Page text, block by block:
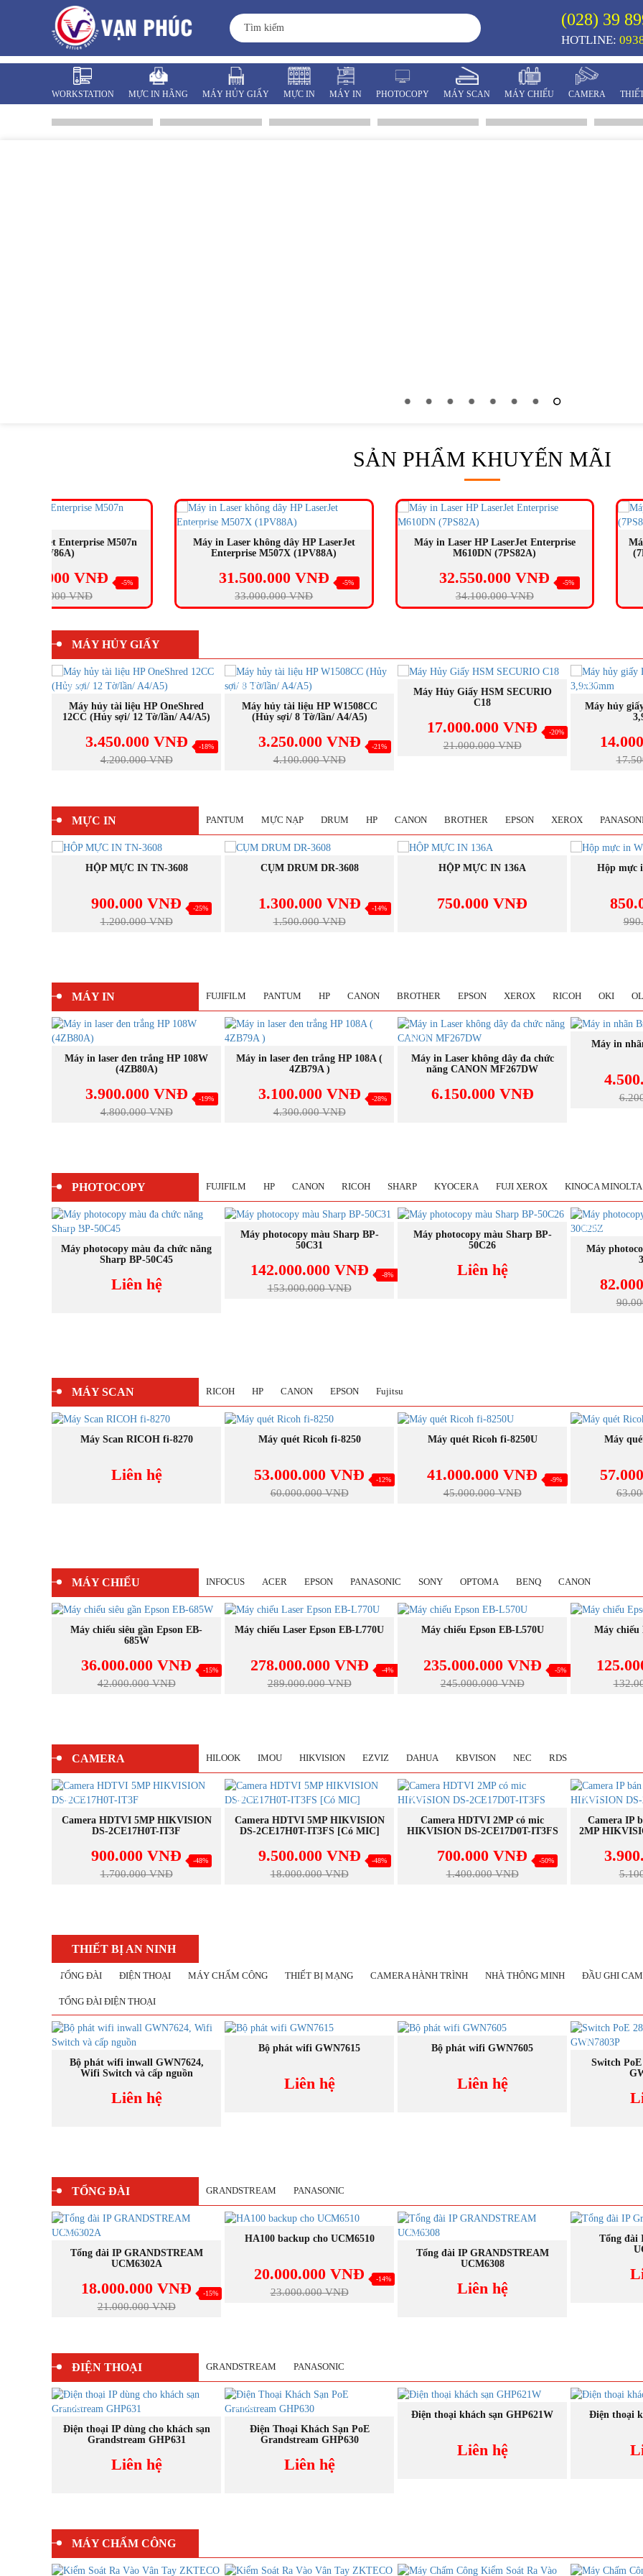
(028) 39
HOTLINE:
WORKSTATION MỰC IN HÃNG MÁY HỦY GIẤY MỰC IN MÁY IN PHOTOCOPY MÁY SCAN MÁY CHIẾU CAMERA
MÁY VĂN PHÒNG LINH KIỆN
SẢN PHẨM KHUYẾN MÃI
BÁN
MUA NGAY
Máy in Laser không dây HP LaserJet
Enterprise M507X (1PV88A)
31.500.000 VNĐ -5%
BÁN
CHẠY
MUA NGAY
Máy in Laser HP LaserJet Enterprise
M610DN (7PS82A)
32.550.000 VNĐ -5%
BÁN
MUA NGAY
Máy in HP LaserJet Enterprise
(7PS84A) Print, Network,
22.500.000 VNĐ
MÁY HỦY GIẤY
NEW
MUA NGAY
Máy hủy tài liệu HP W1508CC
(Hủy sợi/ 8 Tờ/lần/ A4/A5)
3.250.000 VNĐ
4.100.000 VNĐ
-21%
NEW
MUA NGAY
Máy Hủy Giấy HSM SECURIO
C18
17.000.000 VNĐ
21.000.000 VNĐ
MUA NGAY
Máy hủy giấy HSM Securio C18
14.000.000 VNĐ
NEW
Máy Hủy
MỰC IN PANTUM MỰC NẠP DRUM HP CANON BROTHER EPSON XEROX
MUA NGAY
CỤM DRUM DR-3608
1.300.000 VNĐ
1.500.000 VNĐ
-14%
MUA NGAY
HỘP MỰC IN 136A
750.000 VNĐ
MUA NGAY
Hộp mực in W2301A Cyan
850.000 VNĐ
Hộp mực
MÁY IN FUJIFILM PANTUM HP CANON BROTHER EPSON XEROX RICOH OKI
MUA NGAY
Máy in laser đen trắng HP 108W
(4ZB80A)
3.900.000 VNĐ
4.800.000 VNĐ
-19%
MUA NGAY
Máy in laser đen trắng HP 108A (
4ZB79A )
3.100.000 VNĐ
4.300.000 VNĐ
-28%
NEW
MUA NGAY
Máy in Laser không dây đa chức
năng CANON MF267DW
6.150.000 VNĐ
Máy in
PHOTOCOPY FUJIFILM HP CANON RICOH SHARP KYOCERA FUJI XEROX KINOCA MINOLTA
NEW
MUA NGAY
Máy photocopy màu đa chức năng
Sharp BP-50C45
Liên hệ
MUA NGAY
Máy photocopy màu Sharp BP-
50C31
142.000.000 VNĐ
153.000.000 VNĐ
-8%
MUA NGAY
Máy photocopy màu Sharp BP-
50C26
Liên hệ
NEW
Máy
MÁY SCAN RICOH HP CANON EPSON Fujitsu
MUA NGAY
Máy Scan RICOH fi-8270
Liên hệ
MUA NGAY
Máy quét Ricoh fi-8250
53.000.000 VNĐ
60.000.000 VNĐ
-12%
MUA NGAY
Máy quét Ricoh fi-8250U
41.000.000 VNĐ
45.000.000 VNĐ
-9%
Máy
MÁY CHIẾU INFOCUS ACER EPSON PANASONIC SONY OPTOMA BENQ CANON
MUA NGAY
Máy chiếu siêu gần Epson EB-
685W
36.000.000 VNĐ
42.000.000 VNĐ
-15%
MUA NGAY
Máy chiếu Laser Epson EB-L770U
278.000.000 VNĐ
289.000.000 VNĐ
-4%
MUA NGAY
Máy chiếu Epson EB-L570U
235.000.000 VNĐ
245.000.000 VNĐ
-5%
Máy chiếu
CAMERA HILOOK IMOU HIKVISION EZVIZ DAHUA KBVISON NEC RDS
NEW
MUA NGAY
Camera HDTVI 5MP HIKVISION
DS-2CE17H0T-IT3F
900.000 VNĐ
1.700.000 VNĐ
-48%
NEW
MUA NGAY
Camera HDTVI 5MP HIKVISION
DS-2CE17H0T-IT3FS [Có MIC]
9.500.000 VNĐ
18.000.000 VNĐ
-48%
NEW
MUA NGAY
Camera HDTVI 2MP có mic
HIKVISION DS-2CE17D0T-IT3FS
700.000 VNĐ
1.400.000 VNĐ
-50%
NEW
Camera IP
2MP
THIẾT BỊ AN NINH
TỔNG ĐÀI ĐIỆN THOẠI MÁY CHẤM CÔNG THIẾT BỊ MẠNG CAMERA HÀNH TRÌNH NHÀ THÔNG MINH ĐẦU GHI
TỔNG ĐÀI ĐIỆN THOẠI
MUA NGAY
Bộ phát wifi inwall GWN7624,
Wifi Switch và cấp nguồn
Liên hệ
MUA NGAY
Bộ phát wifi GWN7615
Liên hệ
MUA NGAY
Bộ phát wifi GWN7605
Liên hệ
NEW
Switch
TỔNG ĐÀI GRANDSTREAM PANASONIC
NEW
MUA NGAY
Tổng đài IP GRANDSTREAM
UCM6302A
18.000.000 VNĐ
21.000.000 VNĐ
-15%
BÁN
CHẠY
MUA NGAY
HA100 backup cho UCM6510
20.000.000 VNĐ
23.000.000 VNĐ
-14%
NEW
MUA NGAY
Tổng đài IP GRANDSTREAM
UCM6308
Liên hệ
Tổng đài
ĐIỆN THOẠI GRANDSTREAM PANASONIC
NEW
MUA NGAY
Điện thoại IP dùng cho khách sạn
Grandstream GHP631
Liên hệ
NEW
MUA NGAY
Điện Thoại Khách Sạn PoE
Grandstream GHP630
Liên hệ
MUA NGAY
Điện thoại khách sạn GHP621W
Liên hệ
Điện thoại
MÁY CHẤM CÔNG